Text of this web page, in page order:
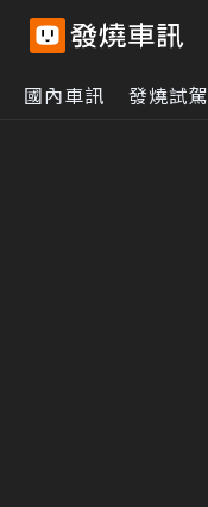
國內車訊 發燒試駕